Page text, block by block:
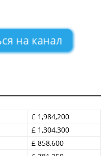
на канал
£ 1,984,200
£ 1,304,300
£ 858,600